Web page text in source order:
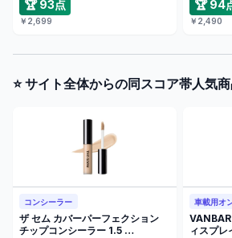
🏆 93点
￥2,699
🏆 94
￥2,490
⭐ サイト全体からの同スコア帯人気
コンシーラー
ザ セム カバーパーフェクション
チップコンシーラー 1.5 …
車載用オ
ィスプレ